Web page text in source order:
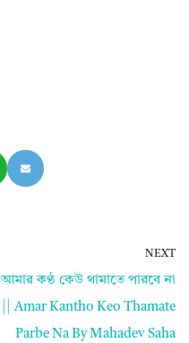
NEXT
আমার কণ্ঠ কেউ থামাতে পারবে না
|| Amar Kantho Keo Thamate
Parbe Na By Mahadev Saha